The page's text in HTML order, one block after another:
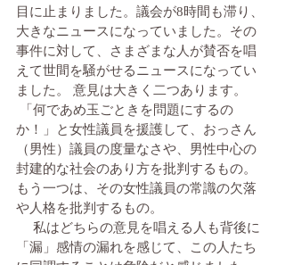
目に止まりました。議会が8時間も滞り、
大きなニュースになっていました。その
事件に対して、さまざまな人が賛否を唱
えて世間を騒がせるニュースになってい
ました。 意見は大きく二つあります。
か！」と女性議員を援護して、おっさん
（男性）議員の度量なさや、男性中心の
封建的な社会のあり方を批判するもの。
もう一つは、その女性議員の常識の欠落
や人格を批判するもの。
「漏」感情の漏れを感じて、この人たち